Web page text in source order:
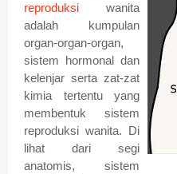
reproduksi wanita
adalah kumpulan
organ-organ-organ,
sistem hormonal dan
kelenjar serta zat-zat
kimia tertentu yang
membentuk sistem
reproduksi wanita. Di
lihat dari segi
anatomis, sistem